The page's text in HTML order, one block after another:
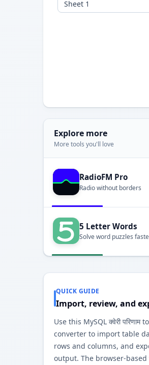
Explore more
More tools you'll love
RadioFM Pro
Radio without borders
5 Letter Words
Solve word puzzles
QUICK GUIDE
Import, review, and
Use this MySQL क्वेरी परिणाम
converter to import table
rows and columns, and
output. The browser-based